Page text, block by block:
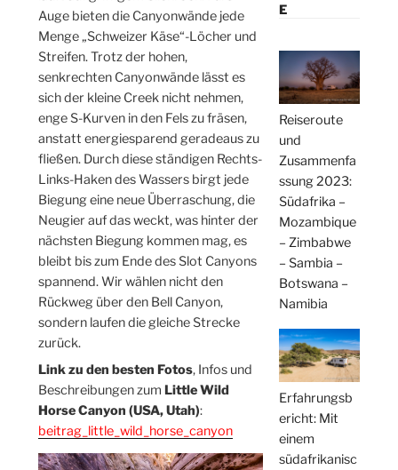
Auge bieten die Canyonwände jede
Menge „Schweizer Käse“-Löcher und
Streifen. Trotz der hohen,
senkrechten Canyonwände lässt es
sich der kleine Creek nicht nehmen,
enge S-Kurven in den Fels zu fräsen,
anstatt energiesparend geradeaus zu
fließen. Durch diese ständigen Rechts-
Links-Haken des Wassers birgt jede
Biegung eine neue Überraschung, die
Neugier auf das weckt, was hinter der
nächsten Biegung kommen mag, es
bleibt bis zum Ende des Slot Canyons
spannend. Wir wählen nicht den
Rückweg über den Bell Canyon,
sondern laufen die gleiche Strecke
zurück.
Link zu den besten Fotos, Infos und
Beschreibungen zum Little Wild
Horse Canyon (USA, Utah):
beitrag_little_wild_horse_canyon
E
Reiseroute
und
Zusammenfa
ssung 2023:
Südafrika –
Mozambique
– Zimbabwe
– Sambia –
Botswana –
Namibia
Erfahrungsb
ericht: Mit
einem
südafrikanisc